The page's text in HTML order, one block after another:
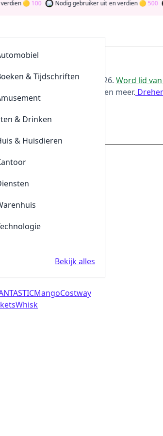
100 Nodig gebruiker uit en verdien 500
& Tijdschriften
& Drinken
& Huisdieren
Bekijk alles
-aanbiedingen vanaug 2026. Word lid
stemmen, testen, delen en meer.
en goedkoop
vloot en speciale
vakantie of zakenreis,
en concurrerende!
MangoCostway
Whisk